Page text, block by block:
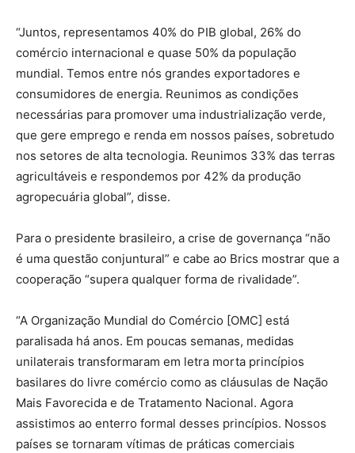
“Juntos, representamos 40% do PIB global, 26% do
comércio internacional e quase 50% da população
mundial. Temos entre nós grandes exportadores e
consumidores de energia. Reunimos as condições
necessárias para promover uma industrialização verde,
que gere emprego e renda em nossos países, sobretudo
nos setores de alta tecnologia. Reunimos 33% das terras
agricultáveis e respondemos por 42% da produção
agropecuária global”, disse.
Para o presidente brasileiro, a crise de governança “não
é uma questão conjuntural” e cabe ao Brics mostrar que a
cooperação “supera qualquer forma de rivalidade”.
“A Organização Mundial do Comércio [OMC] está
paralisada há anos. Em poucas semanas, medidas
unilaterais transformaram em letra morta princípios
basilares do livre comércio como as cláusulas de Nação
Mais Favorecida e de Tratamento Nacional. Agora
assistimos ao enterro formal desses princípios. Nossos
países se tornaram vítimas de práticas comerciais